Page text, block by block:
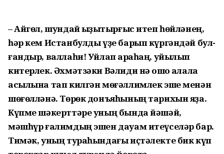
– Айгөл, шундай ҡыҙыҡтырғыс итеп һөйләнең,
һәр кем Истанбулды үҙе барып күргәндәй бул­
ған­дыр, валлаһи! Уйлап ҡараһаң, уйылып
китерлек. Әхмәтзәки Вә­лиди нәҡ ошо ҡалала
асылына тап килгән мөғәллимлек эше ме­нән
шөғөлләнә. Төрөк донъяһы­ның тарихын яҙа.
Күпме шәкерт­тәре уның бында йәшәй,
мәшһүр ғалимдың эшен дауам итеүселәр бар.
Тимәк, уның тураһындағы иҫтәлекте бик күп